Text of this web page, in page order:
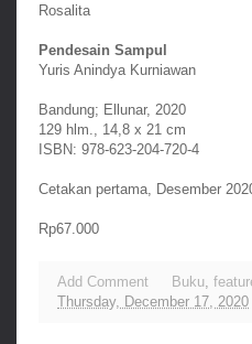
Rosalita
Pendesain Sampul
Yuris Anindya Kurniawan
Bandung; Ellunar, 2020
129 hlm., 14,8 x 21 cm
ISBN: 978-623-204-720-4
Cetakan pertama, Desember
Rp67.000
Add Comment Buku
Thursday, December 17, 2020